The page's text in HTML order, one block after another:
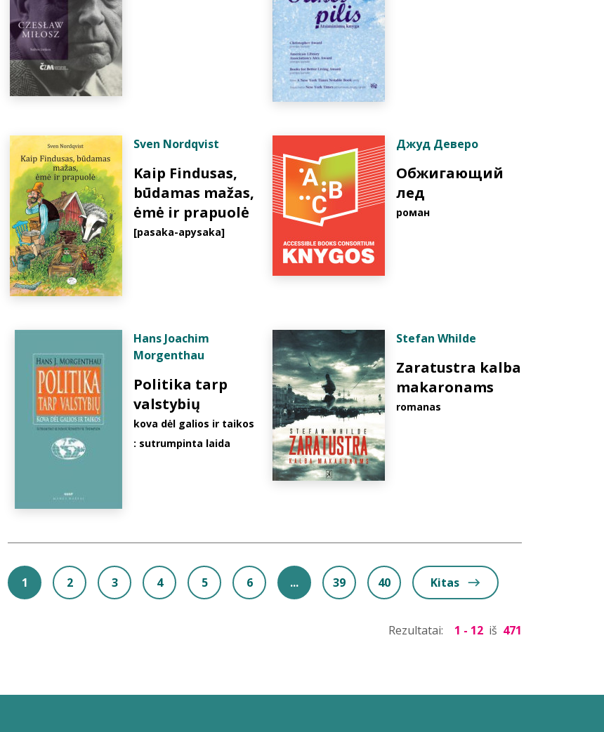
Sven Nordqvist
Kaip Findusas,
būdamas mažas,
ėmė ir prapuolė
[pasaka-apysaka]
Джуд Деверо
Обжигающий
лед
роман
Hans Joachim
Morgenthau
Politika tarp
valstybių
kova dėl galios ir taikos
: sutrumpinta laida
Stefan Whilde
Zaratustra kalba
makaronams
romanas
1 2 3 4 5 6 ... 39 40 Kitas
Rezultatai: 1 - 12 iš 471